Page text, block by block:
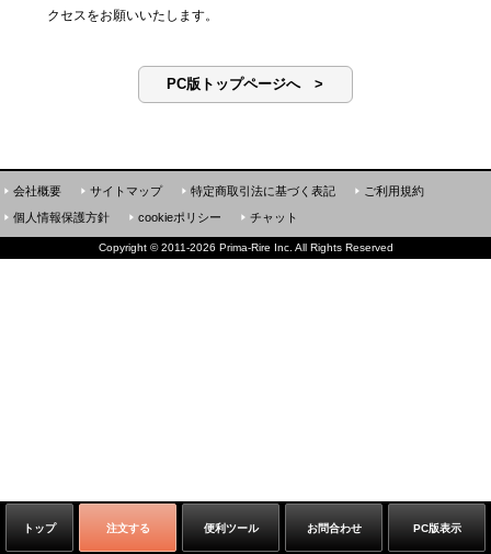
クセスをお願いいたします。
PC版トップページへ >
トップ 注文する 便利ツール お問合わせ PC版表示
会社概要 サイトマップ 特定商取引法に基づく表記
ご利用規約
個人情報保護方針
cookieポリシー チャット
Copyright ©2011-2026 Prima-Rire Inc. All Rights Reserved